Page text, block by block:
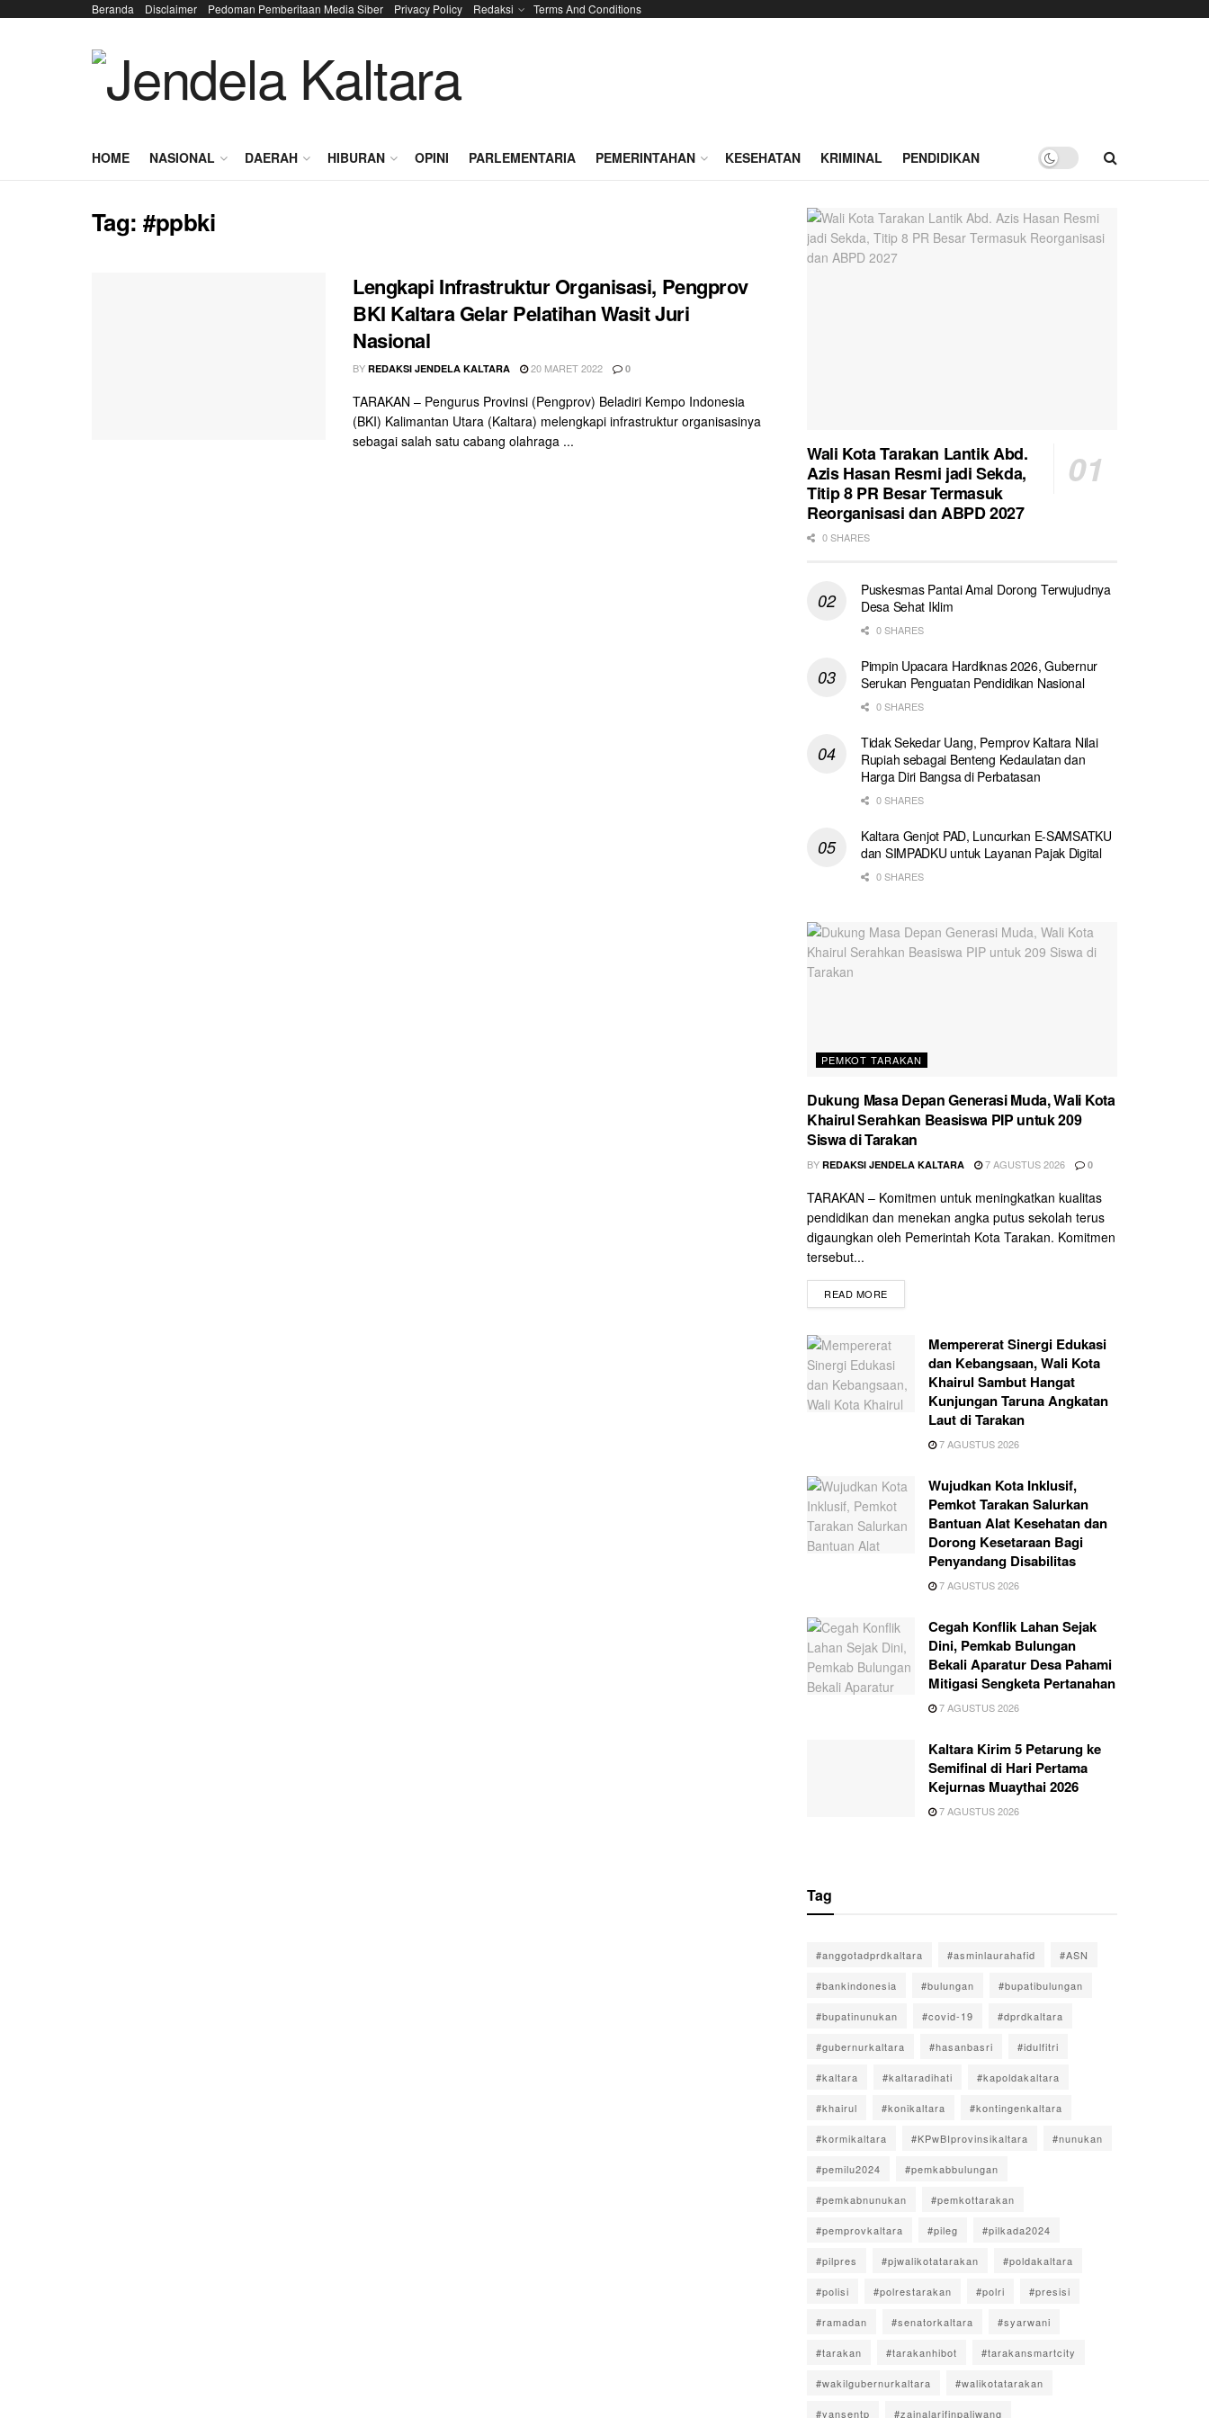
Beranda Disclaimer Pedoman Pemberitaan Media Siber Privacy Policy Redaksi Terms And Conditions
HOME NASIONAL DAERAH HIBURAN OPINI PARLEMENTARIA PEMERINTAHAN KESEHATAN KRIMINAL PENDIDIKAN
Tag:#ppbki
Lengkapi Infrastruktur Organisasi, Pengprov
BKI Kaltara Gelar Pelatihan Wasit Juri
Nasional
BY REDAKSI JENDELA KALTARA 20 MARET 2022 0
TARAKAN – Pengurus Provinsi (Pengprov) Beladiri Kempo Indonesia
(BKI) Kalimantan Utara (Kaltara) melengkapi infrastruktur organisasinya
sebagai salah satu cabang olahraga ...
Wali Kota Tarakan Lantik Abd.
Azis Hasan Resmi jadi Sekda,
Titip 8 PR Besar Termasuk
Reorganisasi dan ABPD 2027
0 SHARES
Puskesmas Pantai Amal Dorong Terwujudnya
Desa Sehat Iklim
0 SHARES
Pimpin Upacara Hardiknas 2026, Gubernur
Serukan Penguatan Pendidikan Nasional
0 SHARES
Tidak Sekedar Uang, Pemprov Kaltara Nilai
Rupiah sebagai Benteng Kedaulatan dan
Harga Diri Bangsa di Perbatasan
0 SHARES
Kaltara Genjot PAD, Luncurkan E-SAMSATKU
dan SIMPADKU untuk Layanan Pajak Digital
0 SHARES
PEMKOT TARAKAN
Dukung Masa Depan Generasi Muda, Wali Kota
Khairul Serahkan Beasiswa PIP untuk 209
Siswa di Tarakan
BY REDAKSI JENDELA KALTARA 7 AGUSTUS 2026 0
TARAKAN – Komitmen untuk meningkatkan kualitas
pendidikan dan menekan angka putus sekolah terus
digaungkan oleh Pemerintah Kota Tarakan. Komitmen
tersebut...
READ MORE
Mempererat Sinergi Edukasi
dan Kebangsaan, Wali Kota
Khairul Sambut Hangat
Kunjungan Taruna Angkatan
Laut di Tarakan
7 AGUSTUS 2026
Wujudkan Kota Inklusif,
Pemkot Tarakan Salurkan
Bantuan Alat Kesehatan dan
Dorong Kesetaraan Bagi
Penyandang Disabilitas
7 AGUSTUS 2026
Cegah Konflik Lahan Sejak
Dini, Pemkab Bulungan
Bekali Aparatur Desa Pahami
Mitigasi Sengketa Pertanahan
7 AGUSTUS 2026
Kaltara Kirim 5 Petarung ke
Semifinal di Hari Pertama
Kejurnas Muaythai 2026
7 AGUSTUS 2026
Tag
#anggotadprdkaltara #asminlaurahafid #ASN
#bankindonesia #bulungan #bupatibulungan
#bupatinunukan #covid-19 #dprdkaltara
#gubernurkaltara #hasanbasri #idulfitri
#kaltara #kaltaradihati #kapoldakaltara
#khairul #konikaltara #kontingenkaltara
#kormikaltara #KPwBIprovinsikaltara #nunukan
#pemilu2024 #pemkabbulungan
#pemkabnunukan #pemkottarakan
#pemprovkaltara #pileg #pilkada2024
#pilpres #pjwalikotatarakan #poldakaltara
#polisi #polrestarakan #polri #presisi
#ramadan #senatorkaltara #syarwani
#tarakan #tarakanhibot #tarakansmartcity
#wakilgubernurkaltara #walikotatarakan
#yansentp #zainalarifinpaliwang